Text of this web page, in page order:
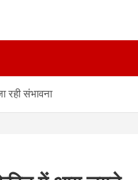
संभावना